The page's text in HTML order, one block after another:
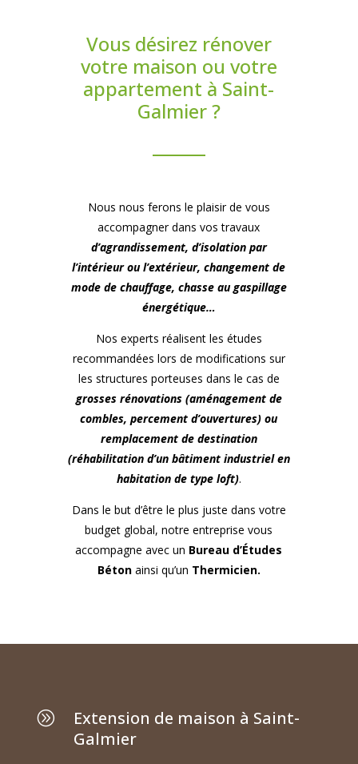
Vous désirez rénover
votre maison ou votre
appartement à Saint-
Galmier ?
Nous nous ferons le plaisir de vous
accompagner dans vos travaux
d’agrandissement, d’isolation par
l’intérieur ou l’extérieur, changement de
mode de chauffage, chasse au gaspillage
énergétique…
Nos experts réalisent les études
recommandées lors de modifications sur
les structures porteuses dans le cas de
grosses rénovations (aménagement de
combles, percement d’ouvertures) ou
remplacement de destination
(réhabilitation d’un bâtiment industriel en
habitation de type loft).
Dans le but d’être le plus juste dans votre
budget global, notre entreprise vous
accompagne avec un Bureau d’Études
Bétonainsi qu’un Thermicien.
A
Extension de maison à Saint-
Galmier